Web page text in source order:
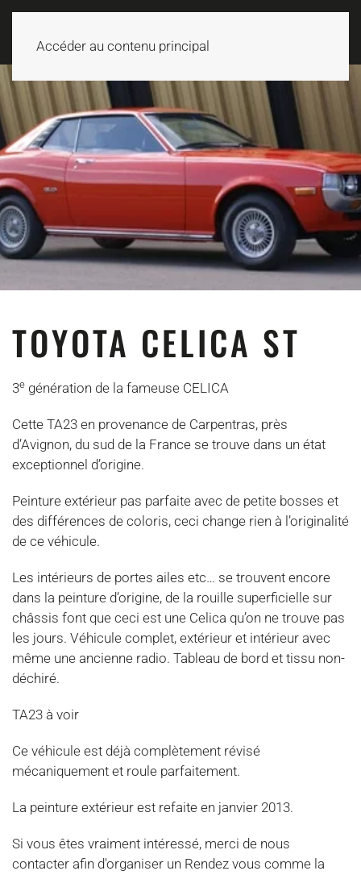
Accéder au contenu principal
TOYOTA CELICA ST
3e génération de la fameuse CELICA
Cette TA23 en provenance de Carpentras, près
d’Avignon, du sud de la France se trouve dans un état
exceptionnel d’origine.
Peinture extérieur pas parfaite avec de petite bosses et
des différences de coloris, ceci change rien à l’originalité
de ce véhicule.
Les intérieurs de portes ailes etc… se trouvent encore
dans la peinture d’origine, de la rouille superficielle sur
châssis font que ceci est une Celica qu’on ne trouve pas
les jours. Véhicule complet, extérieur et intérieur avec
même une ancienne radio. Tableau de bord et tissu non-
déchiré.
TA23 à voir
Ce véhicule est déjà complètement révisé
mécaniquement et roule parfaitement.
La peinture extérieur est refaite en janvier 2013.
Si vous êtes vraiment intéressé, merci de nous
contacter afin d'organiser un Rendez vous comme la